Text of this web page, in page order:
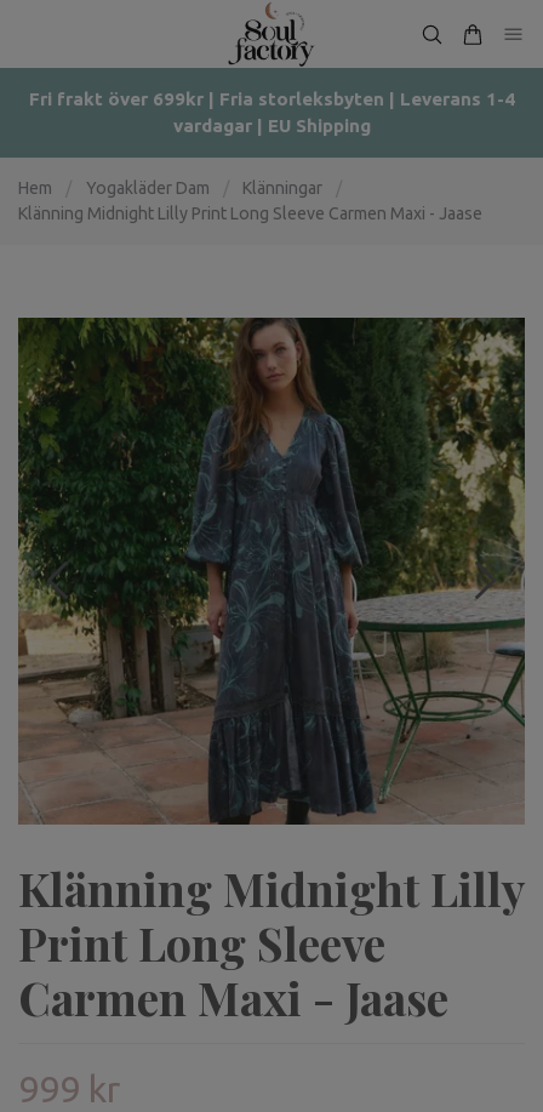
Fri frakt över 699kr | Fria storleksbyten | Leverans 1-4
vardagar | EU Shipping
Hem Yogakläder Dam Klänningar
Klänning Midnight Lilly Print Long Sleeve Carmen Maxi - Jaase
Klänning Midnight Lilly
Print Long Sleeve
Carmen Maxi - Jaase
999 kr